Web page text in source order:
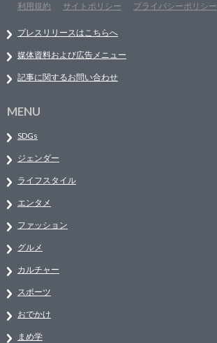
利用規約
サイトポリシー プライバシーポリシー
プレスリリースはこちらへ
媒体資料および広告メニュー
記事に関するお問い合わせ
MENU
SDGs
ジェンダー
ライフスタイル
エンタメ
ファッション
グルメ
カルチャー
スポーツ
おでかけ
まめ学